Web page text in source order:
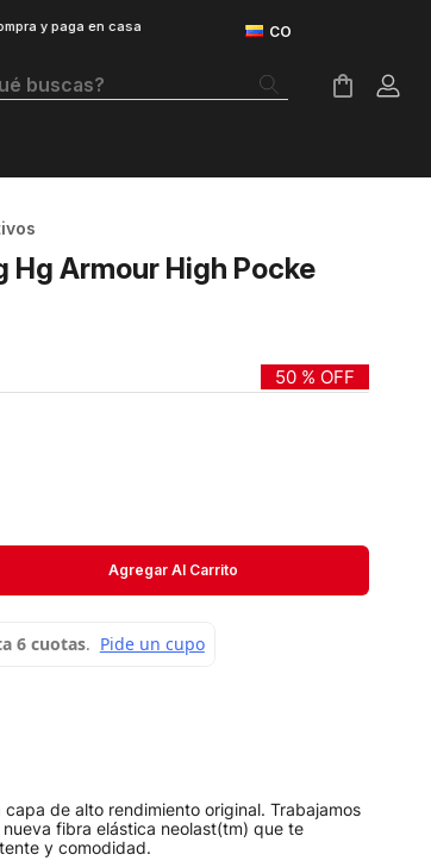
y paga en casa
buscas?
Hg Armour High Pocke
50 % OFF
Agregar Al Carrito
de alto rendimiento original. Trabajamos
fibra elástica neolast(tm) que te
y comodidad.
Hombre